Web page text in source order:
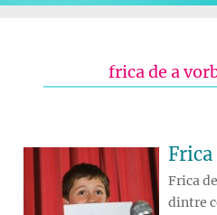
frica de a
Frica
dintre